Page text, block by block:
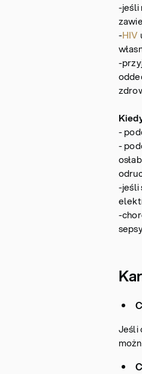
-jeśli
-HIV
-
-
-
-jeśli
-
Jeśli